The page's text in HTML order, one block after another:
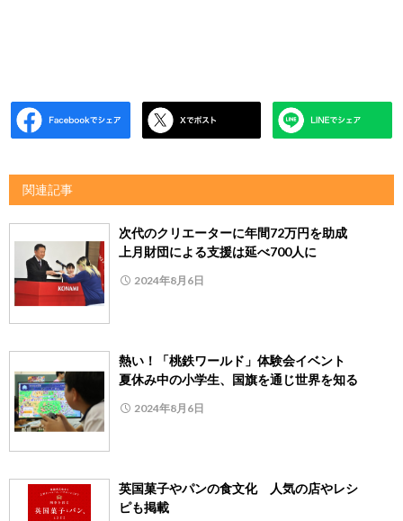
関連記事
次代のクリエーターに年間72万円を助成
上月財団による支援は延べ700人に
2024年8月6日
熱い！「桃鉄ワールド」体験会イベント
夏休み中の小学生、国旗を通じ世界を知る
2024年8月6日
英国菓子やパンの食文化 人気の店やレシ
ピも掲載